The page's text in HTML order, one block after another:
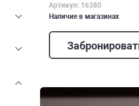
Артикул: 16380
Наличие в магазинах